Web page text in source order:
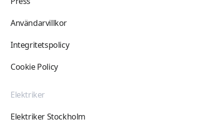
Användarvillkor
Integritetspolicy
Cookie Policy
Elektriker
Elektriker Stockholm